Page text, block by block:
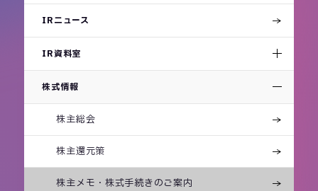
IRニュース
IR資料室
株式情報
株主総会
株主還元策
株主メモ・株式手続きのご案内